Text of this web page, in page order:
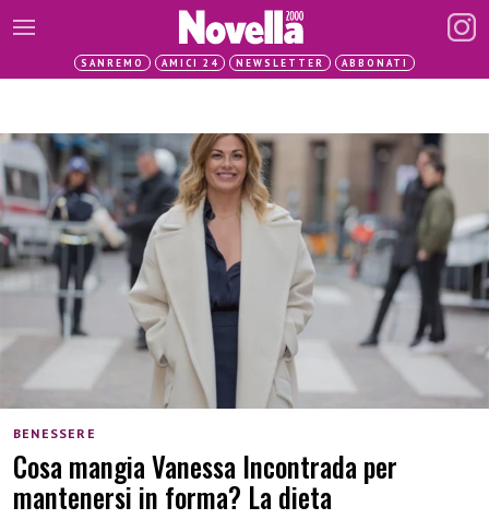
SANREMO AMICI 24 NEWSLETTER ABBONATI
BENESSERE
Cosa mangia Vanessa Incontrada per
mantenersi in forma? La dieta